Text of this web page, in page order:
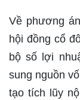
Về phương
hội đồng cổ
bộ số lợi
sung nguồn
tạo tích lũy